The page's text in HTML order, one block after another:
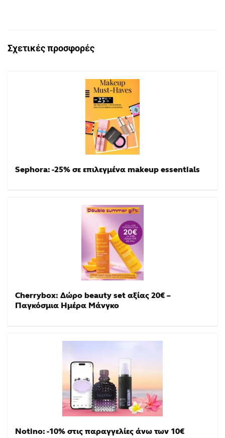
Σχετικές προσφορές
Sephora: -25% σε επιλεγμένα makeup essentials
Cherrybox: Δώρο beauty set αξίας 20€ –
Παγκόσμια Ημέρα Μάνγκο
Notino: -10% στις παραγγελίες άνω των 10€